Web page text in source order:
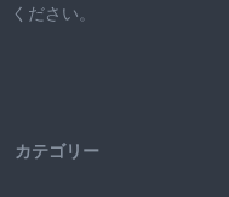
ください。
カテゴリー